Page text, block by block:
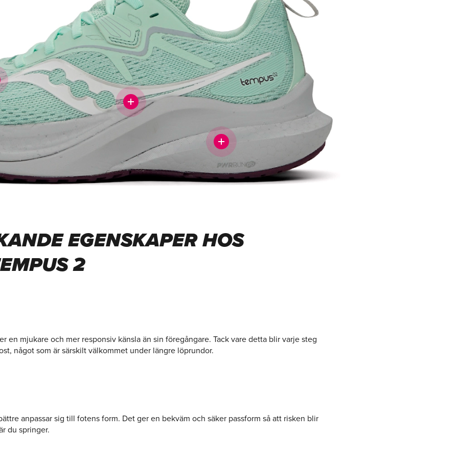
EGENSKAPER HOS
2
en mjukare och mer responsiv känsla än sin föregångare. Tack vare detta blir varje steg
något som är särskilt välkommet under längre löprundor.
anpassar sig till fotens form. Det ger en bekväm och säker passform så att risken blir
du springer.